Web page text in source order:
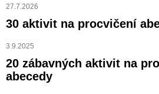
27.7.2026
30 aktivit na procvičení
3.9.2025
20 zábavných aktivit na
abecedy